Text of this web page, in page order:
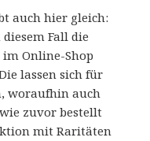
auch hier gleich:
Fall die
im Online-Shop
lassen sich für
woraufhin auch
zuvor bestellt
mit Raritäten